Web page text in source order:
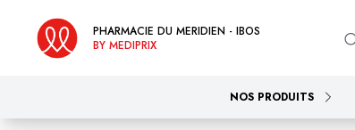
PHARMACIE DU MERIDIEN - IBOS
BY MEDIPRIX
NOS PRODUITS